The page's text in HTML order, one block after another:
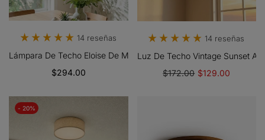
14 reseñas
Lámpara De Techo Eloise De Montaje Semiempotrado Con Leche
$294.00
14 reseñas
Luz De Techo Vintage Sunset
$172.00 $129.00
- 20%